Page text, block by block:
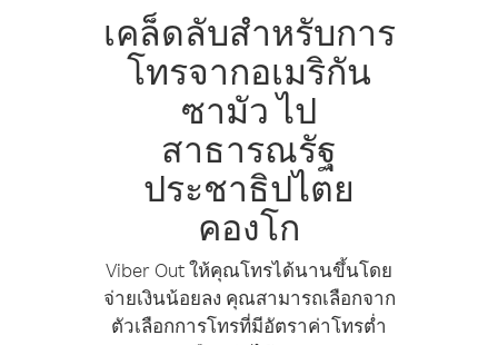
เคล็ดลับสำหรับการ
โทรจากอเมริกัน
ซามัว ไป
สาธารณรัฐ
ประชาธิปไตย
คองโก
Viber Out ให้คุณโทรได้นานขึ้นโดย
จ่ายเงินน้อยลง คุณสามารถเลือกจาก
ตัวเลือกการโทรที่มีอัตราค่าโทรต่ำ